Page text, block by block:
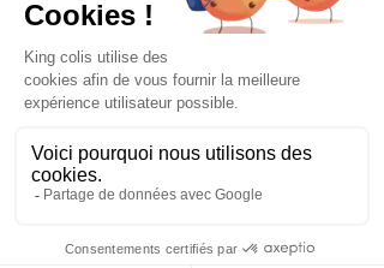
Hoeveelheid
In winkelwagen
Nu kopen